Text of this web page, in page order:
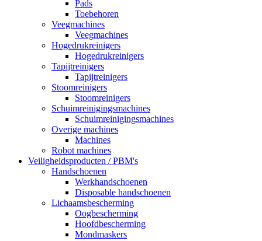
Pads
Toebehoren
Veegmachines
Veegmachines
Hogedrukreinigers
Hogedrukreinigers
Tapijtreinigers
Tapijtreinigers
Stoomreinigers
Stoomreinigers
Schuimreinigingsmachines
Schuimreinigingsmachines
Overige machines
Machines
Robot machines
Veiligheidsproducten / PBM's
Handschoenen
Werkhandschoenen
Disposable handschoenen
Lichaamsbescherming
Oogbescherming
Hoofdbescherming
Mondmaskers